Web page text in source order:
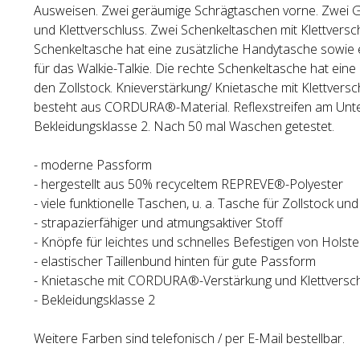
Ausweisen. Zwei geräumige Schrägtaschen vorne. Zwei
und Klettverschluss. Zwei Schenkeltaschen mit
Schenkeltasche hat eine zusätzliche Handytasche sowie
für das Walkie-Talkie. Die rechte Schenkeltasche hat
den Zollstock. Knieverstärkung/ Knietasche mit
besteht aus CORDURA®-Material. Reflexstreifen am
Bekleidungsklasse 2. Nach 50 mal Waschen getestet.
- moderne Passform
- hergestellt aus 50% recyceltem REPREVE®-Polyester
- viele funktionelle Taschen, u. a. Tasche für Zollstock
- strapazierfähiger und atmungsaktiver Stoff
- Knöpfe für leichtes und schnelles Befestigen von
- elastischer Taillenbund hinten für gute Passform
- Knietasche mit CORDURA®-Verstärkung und
- Bekleidungsklasse 2
Weitere Farben sind telefonisch / per E-Mail bestellbar.